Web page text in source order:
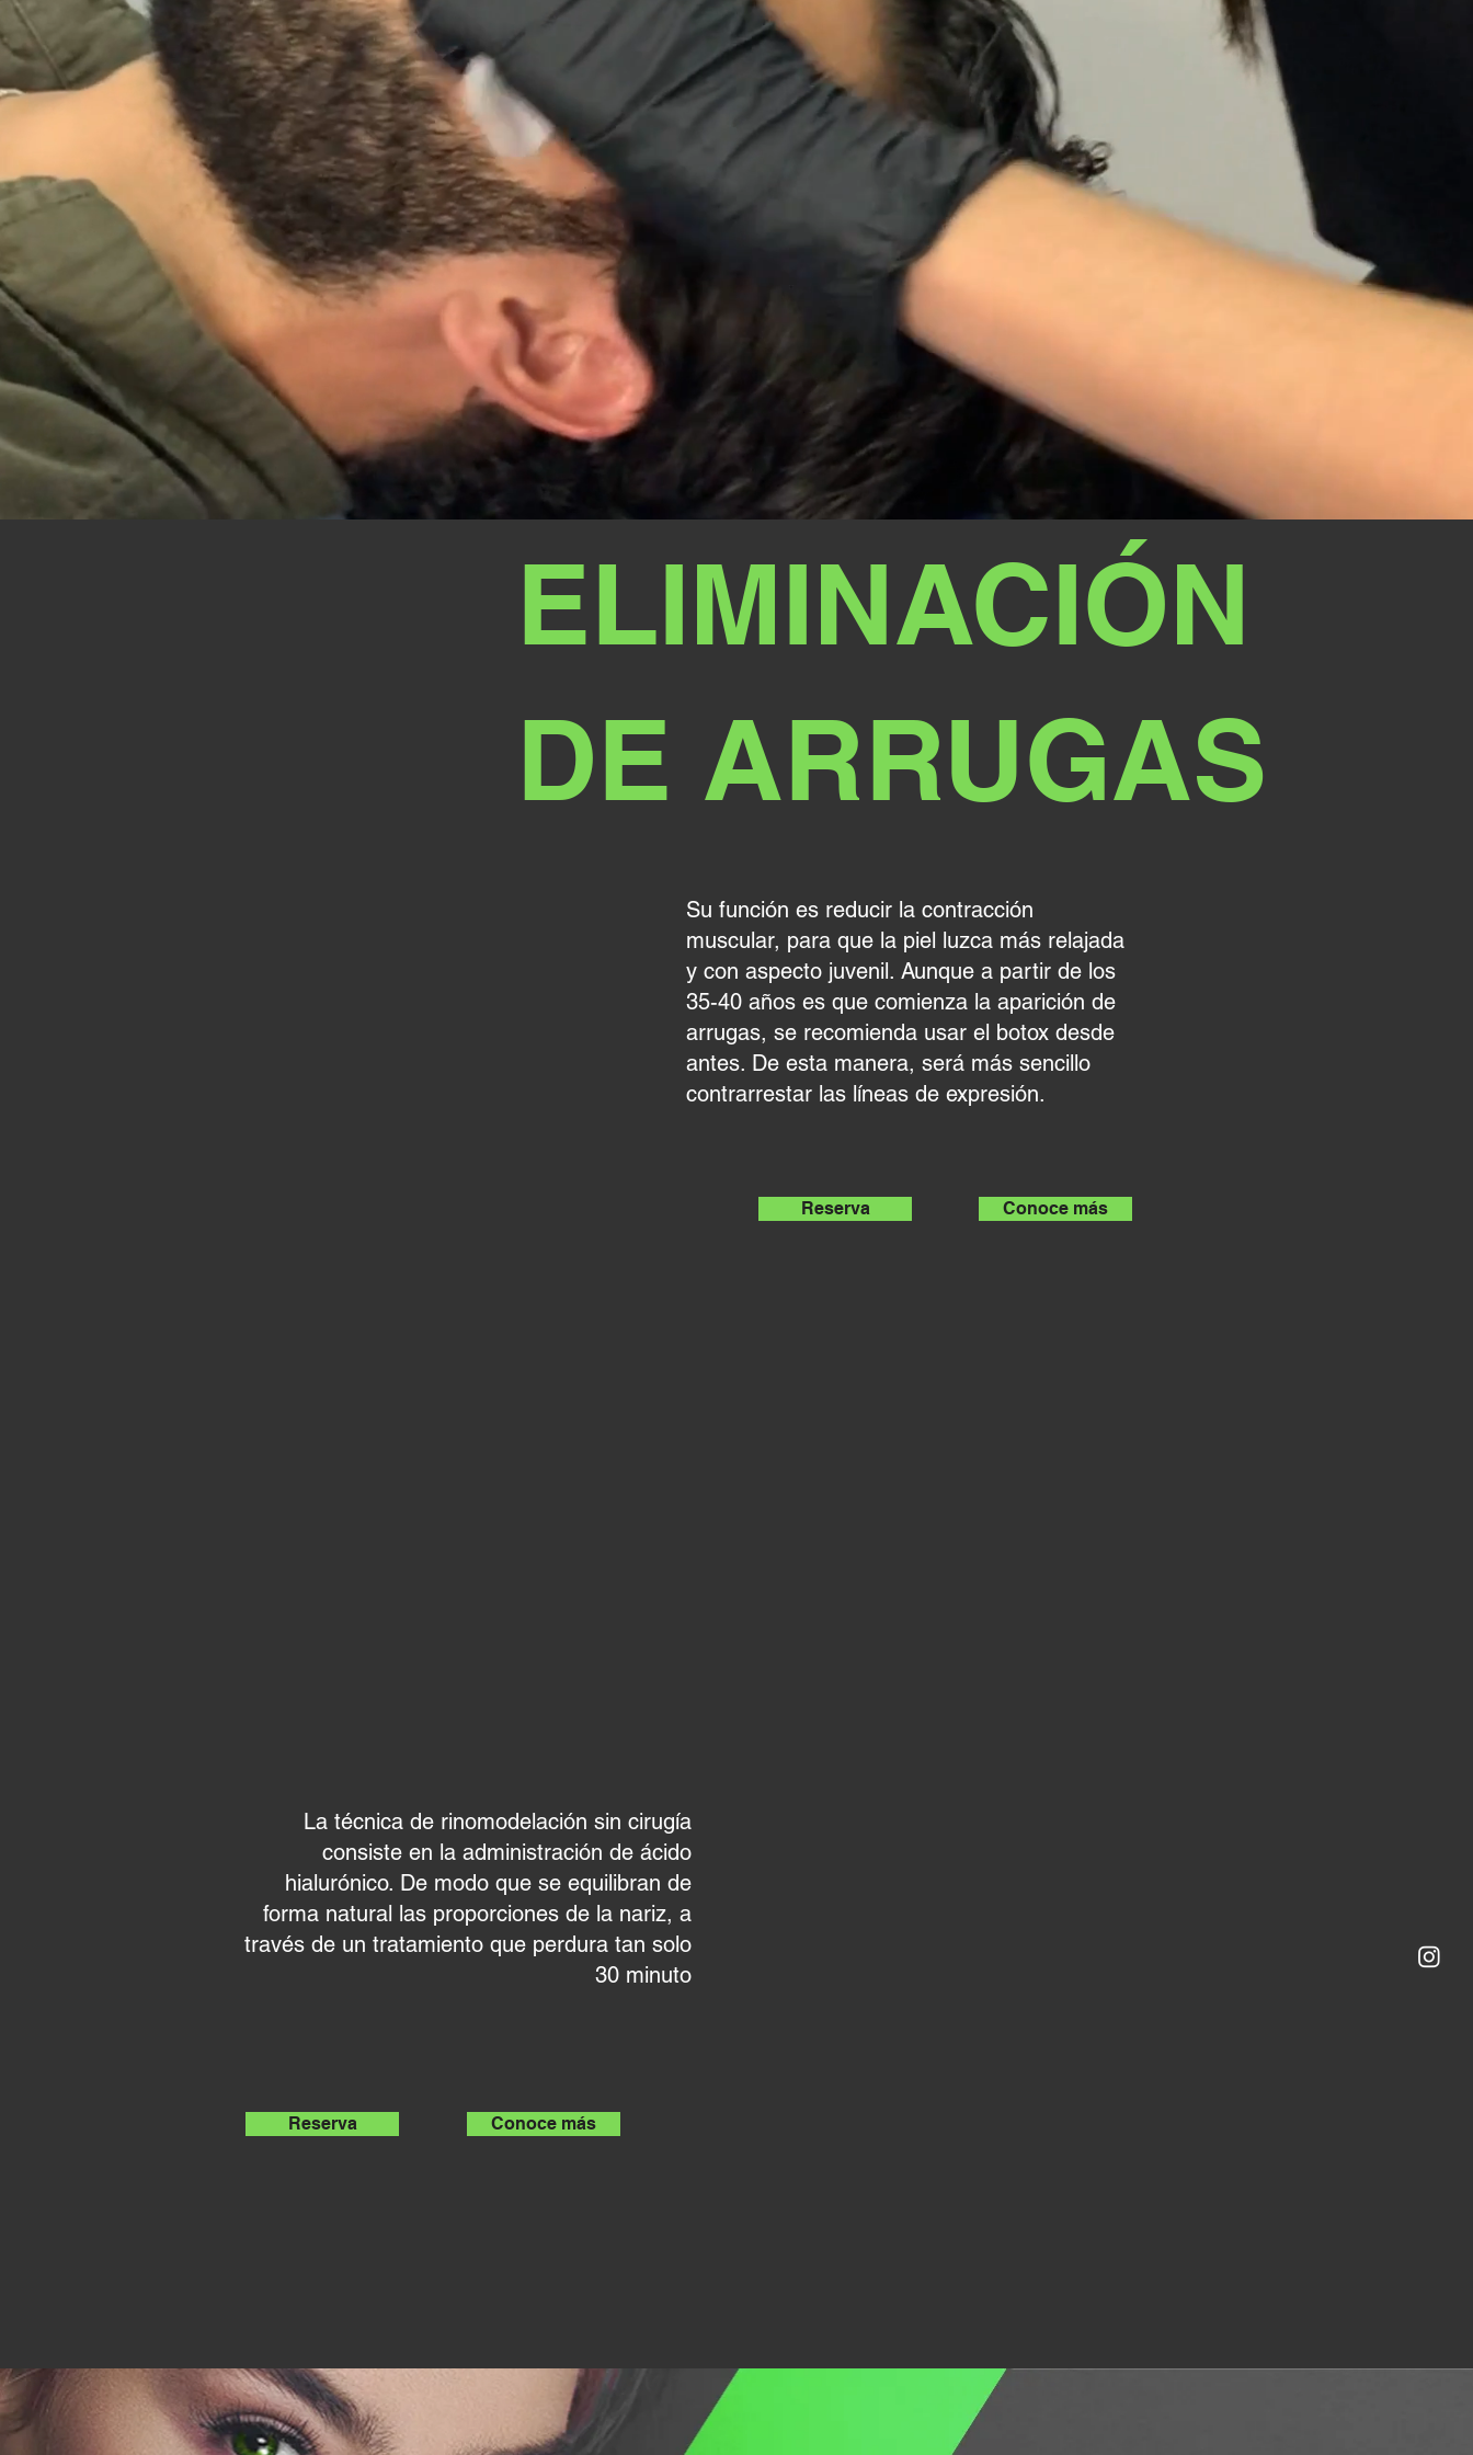
Su función es reducir la contracción
muscular, para que la piel luzca más relajada
y con aspecto juvenil. Aunque a partir de los
35-40 años es que comienza la aparición de
arrugas, se recomienda usar el botox desde
antes. De esta manera, será más sencillo
contrarrestar las líneas de expresión.
Reserva Conoce más
ELIMINACIÓN
DE ARRUGAS
La técnica de rinomodelación sin cirugía
consiste en la administración de ácido
hialurónico. De modo que se equilibran de
forma natural las proporciones de la nariz, a
través de un tratamiento que perdura tan solo
30 minuto
Reserva Conoce más